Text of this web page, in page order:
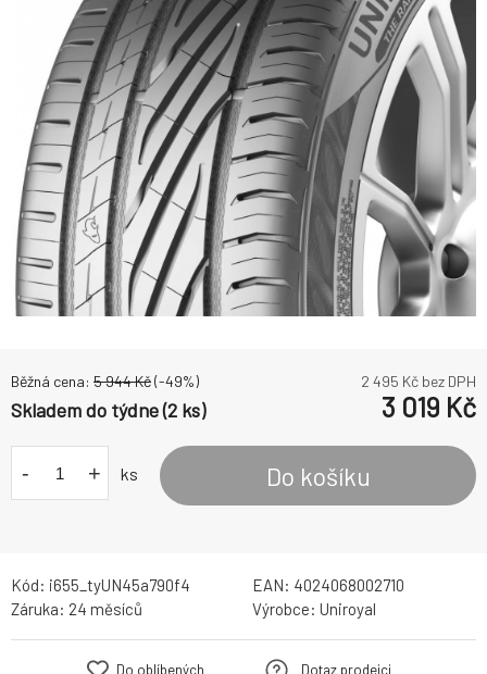
Běžná cena: 5 944Kč(-49%) 2 495 Kč bez DPH
Skladem do týdne (2 ks) 3 019 Kč
- + ks Do košíku
Kód: i655_tyUN45a790f4 EAN: 4024068002710
Záruka: 24 měsíců Výrobce: Uniroyal
Do oblíbených
Dotaz prodejci